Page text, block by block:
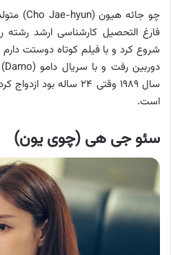
فارغ التحصیل کارشناسی ارشد رشته
سال ۱۹۸۹ وقتی ۲۴
است.
سئو جی هی (چوی یون)